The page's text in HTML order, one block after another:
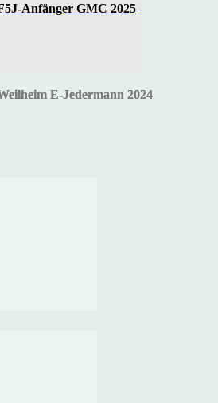
Anfänger GMC 2025
E-Jedermann 2024